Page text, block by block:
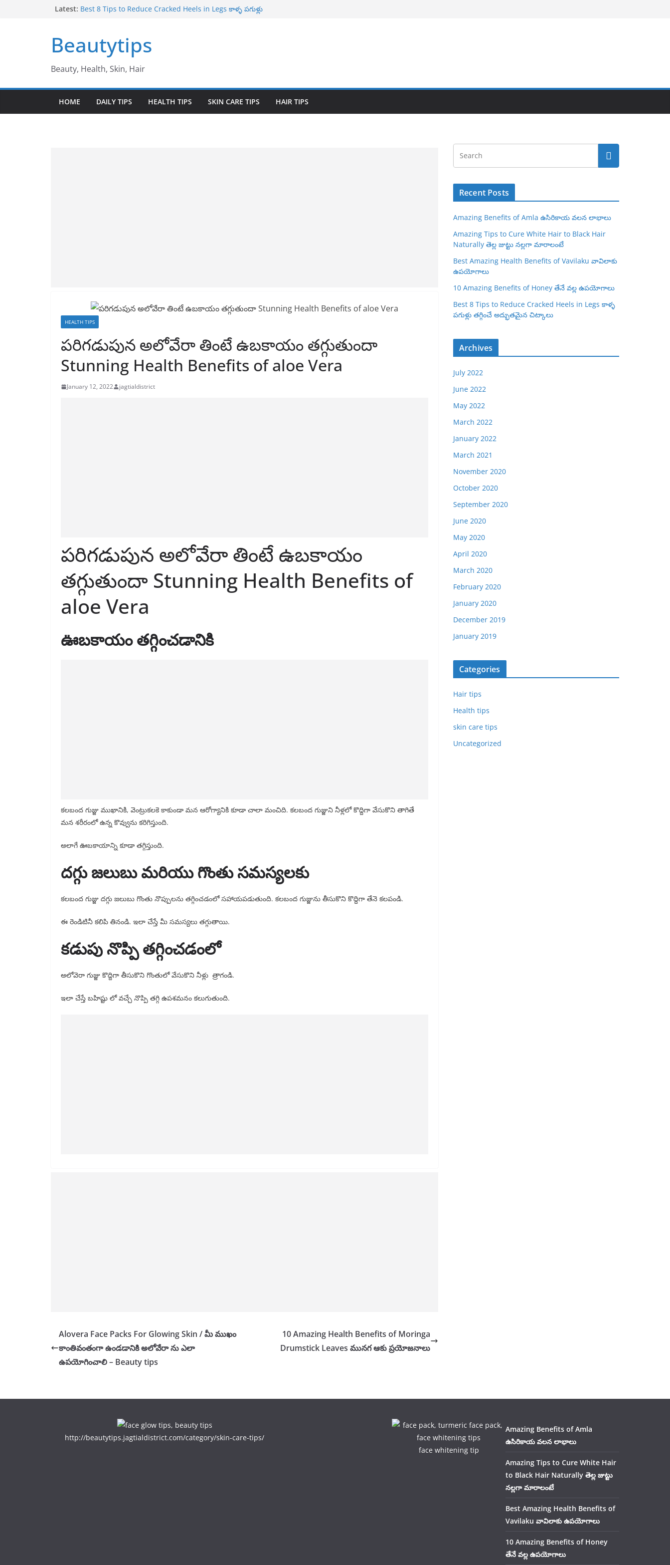
Latest: Best 8 Tips to Reduce Cracked Heels in Legs కాళ్ళ పగుళ్లు
Amazing Tips to Cure White Hair to Black Hair Naturally తెల్ల
జుట్టు నల్లగా మారాలంటే
Best Amazing Health Benefits of Vavilaku వావిలాకు
ఉపయోగాలు
Beautytips
Beauty, Health, Skin, Hair
HOME DAILY TIPS HEALTH TIPS SKIN CARE TIPS HAIR TIPS
HEALTH TIPS
పరిగడుపున అలోవేరా తింటే ఉబకాయం తగ్గుతుందా
Stunning Health Benefits of aloe Vera
January 12, 2022 jagtialdistrict
పరిగడుపున అలోవేరా తింటే ఉబకాయం
తగ్గుతుందా Stunning Health Benefits of
aloe Vera
ఊబకాయం తగ్గించడానికి
కలబంద గుజ్జు ముఖానికి, వెంట్రుకలకె కాకుండా మన ఆరోగ్యానికి కూడా చాలా మంచిది. కలబంద గుజ్జుని నీళ్లలో కొద్దిగా వేసుకొని తాగితే
మన శరీరంలో ఉన్న కొవ్వును కరిగిస్తుంది.
అలాగే ఊబకాయాన్ని కూడా తగ్గిస్తుంది.
దగ్గు జలుబు మరియు గొంతు సమస్యలకు
కలబంద గుజ్జు దగ్గు జలుబు గొంతు నొప్పులను తగ్గించడంలో సహాయపడుతుంది. కలబంద గుజ్జును తీసుకొని కొద్దిగా తేనె కలపండి.
ఈ రెండిటినీ కలిపి తినండి. ఇలా చేస్తే మీ సమస్యలు తగ్గుతాయి.
కడుపు నొప్పి తగ్గించడంలో
అలోవెరా గుజ్జు కొద్దిగా తీసుకొని గొంతులో వేసుకొని నీళ్లు త్రాగండి.
ఇలా చేస్తే బహిష్టు లో వచ్చే నొప్పి తగ్గి ఉపశమనం కలుగుతుంది.
Alovera Face Packs For Glowing Skin / మీ ముఖం
కాంతివంతంగా ఉండడానికి అలోవేరా ను ఎలా
ఉపయోగించాలి – Beauty tips
10 Amazing Health Benefits of Moringa
Drumstick Leaves మునగ ఆకు ప్రయోజనాలు
Recent Posts
Amazing Benefits of Amla ఉసిరికాయ వలన లాభాలు
Amazing Tips to Cure White Hair to Black Hair
Naturally తెల్ల జుట్టు నల్లగా మారాలంటే
Best Amazing Health Benefits of Vavilaku వావిలాకు
ఉపయోగాలు
10 Amazing Benefits of Honey తేనే వల్ల ఉపయోగాలు
Best 8 Tips to Reduce Cracked Heels in Legs కాళ్ళ
పగుళ్లు తగ్గించే అద్భుతమైన చిట్కాలు
Archives
July 2022
June 2022
May 2022
March 2022
January 2022
March 2021
November 2020
October 2020
September 2020
June 2020
May 2020
April 2020
March 2020
February 2020
January 2020
December 2019
January 2019
Categories
Hair tips
Health tips
skin care tips
Uncategorized
http://beautytips.jagtialdistrict.com/category/skin-care-tips/
face whitening tip
Amazing Benefits of Amla
ఉసిరికాయ వలన లాభాలు
Amazing Tips to Cure White Hair
to Black Hair Naturally తెల్ల జుట్టు
నల్లగా మారాలంటే
Best Amazing Health Benefits of
Vavilaku వావిలాకు ఉపయోగాలు
10 Amazing Benefits of Honey
తేనే వల్ల ఉపయోగాలు